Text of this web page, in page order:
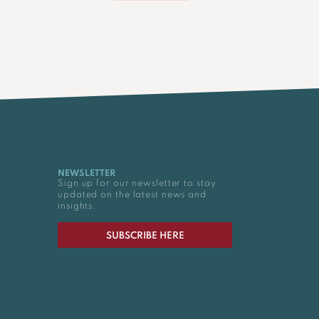
NEWSLETTER
Sign up for our newsletter to stay
updated on the latest news and
insights.
SUBSCRIBE HERE